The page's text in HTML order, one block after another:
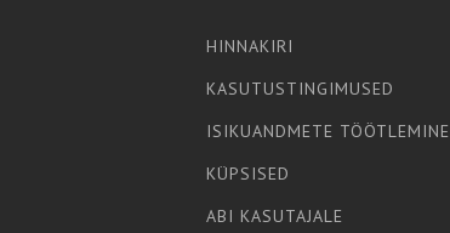
HINNAKIRI
KASUTUSTINGIMUSED
ISIKUANDMETE TÖÖTLEMINE
KÜPSISED
ABI KASUTAJALE